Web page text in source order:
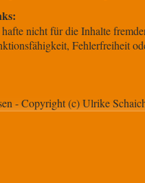
nicht für die Inhalte
Fehlerfreiheit
- Copyright (c) Ulrike